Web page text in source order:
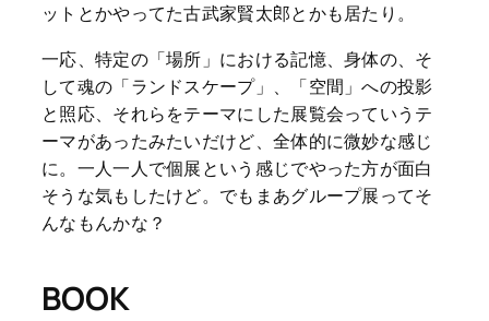
ットとかやってた古武家賢太郎とかも居たり。
一応、特定の「場所」における記憶、身体の、そ
して魂の「ランドスケープ」、「空間」への投影
と照応、それらをテーマにした展覧会っていうテ
ーマがあったみたいだけど、全体的に微妙な感じ
に。一人一人で個展という感じでやった方が面白
そうな気もしたけど。でもまあグループ展ってそ
んなもんかな？
BOOK